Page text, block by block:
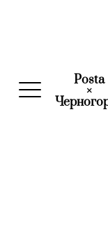
Posta
×